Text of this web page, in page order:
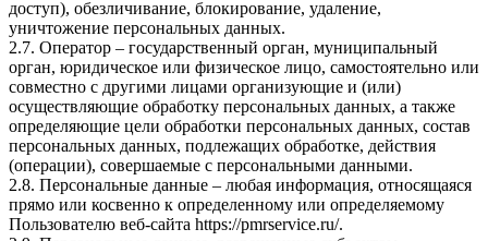
доступ), обезличивание, блокирование, удаление,
уничтожение персональных данных.
2.7. Оператор – государственный орган, муниципальный
орган, юридическое или физическое лицо, самостоятельно или
совместно с другими лицами организующие и (или)
осуществляющие обработку персональных данных, а также
определяющие цели обработки персональных данных, состав
персональных данных, подлежащих обработке, действия
(операции), совершаемые с персональными данными.
2.8. Персональные данные – любая информация, относящаяся
прямо или косвенно к определенному или определяемому
Пользователю веб-сайта https://pmrservice.ru/.